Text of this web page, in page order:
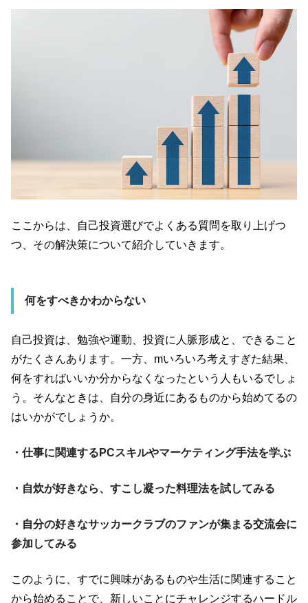
ここからは、自己投資選びでよくある質問を取り上げつ
つ、その解決策について紹介していきます。
何をすべきかわからない
自己投資は、勉強や運動、投資に人脈形成と、できること
がたくさんあります。一方、 mいろいろ考えすぎた結果、
何をすればいいか分からなくなったという人もいるでしょ
う。そんなときは、自分の身近にあるものから始めてるの
はいかがでしょうか。
・仕事に関連するPCスキルやマーケティング手法を学ぶ
・自炊が好きなら、すこし凝った料理法を試してみる
・自分の好きなサッカークラブのファンが集まる交流会に
参加してみる
このように、すでに興味があるものや生活に関連すること
から始めることで、新しいことにチャレンジするハードル